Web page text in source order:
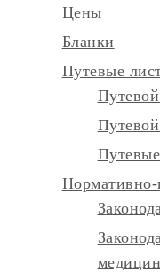
Цены
Бланки
Путевые
Нормативно-